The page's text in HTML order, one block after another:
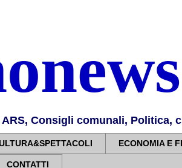
Consigli comunali,
ECONOMIA E
CONTATTI